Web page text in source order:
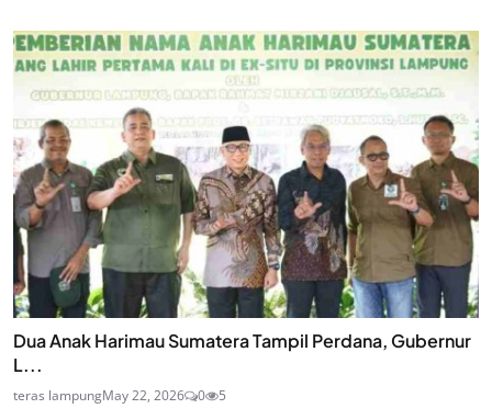
Dua Anak Harimau Sumatera Tampil Perdana, Gubernur
L...
teras lampungMay 22, 2026 0 5